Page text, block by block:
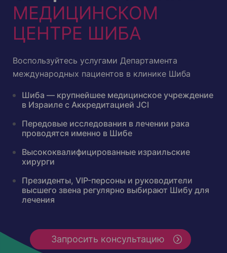
МЕДИЦИНСКОМ
ЦЕНТРЕ ШИБА
Воспользуйтесь услугами Департамента
международных пациентов в клинике Шиба
Шиба — крупнейшее медицинское учреждение
в Израиле с Аккредитацией JCI
Передовые исследования в лечении рака
проводятся именно в Шибе
Высококвалифицированные израильские
хирурги
Президенты, VIP-персоны и руководители
высшего звена регулярно выбирают Шибу для
лечения
Запросить консультацию